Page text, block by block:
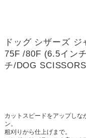
ドッグ シザーズ
75F /80F (6.5イン
チ/DOG
カットスピードをアップしな
ン。
粗刈りから仕上げまで。